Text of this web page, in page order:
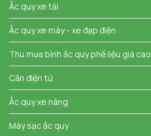
Ắc quy xe tải
Ắc quy xe máy - xe đạp điện
Thu mua bình ắc quy phế liệu giá cao
Cân điện tử
Ắc quy xe nâng
Máy sạc ắc quy